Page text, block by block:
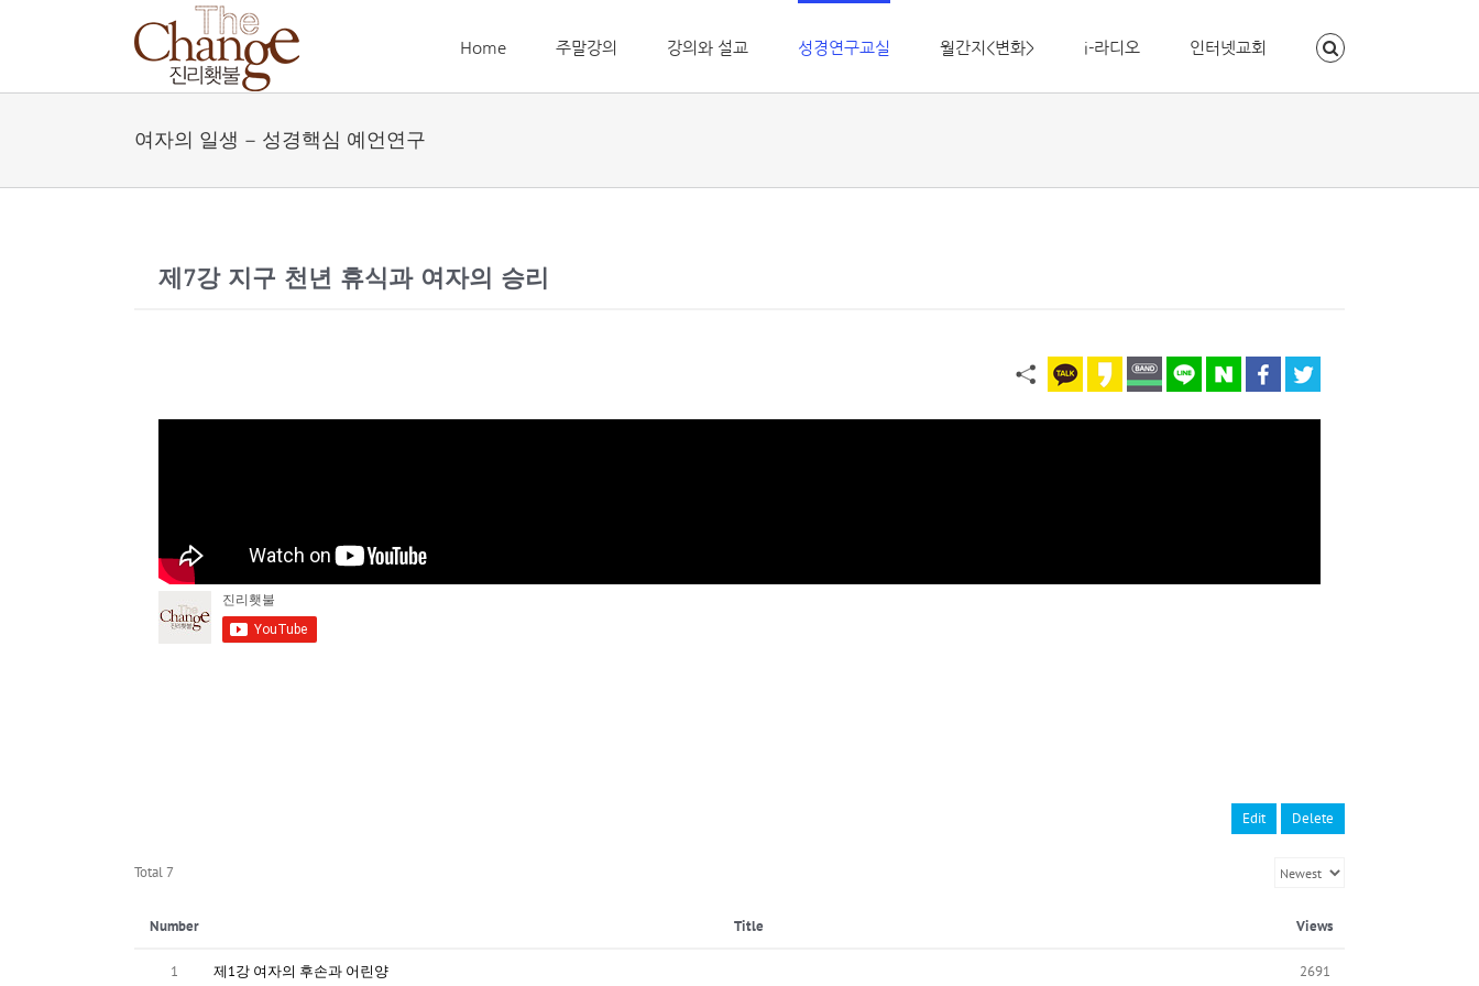
Home 주말강의 강의와 설교 성경연구교실 월간지<변화> i-라디오 인터넷교회
여자의 일생 – 성경핵심 예언연구
제7강 지구 천년 휴식과 여자의 승리
Edit Delete
Total 7
Number Title Views
1 제1강 여자의 후손과 어린양 2691